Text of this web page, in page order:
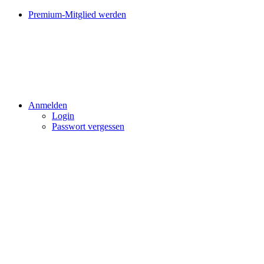
Premium-Mitglied werden
Anmelden
Login
Passwort vergessen